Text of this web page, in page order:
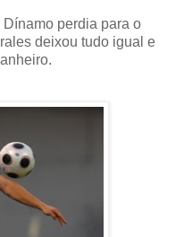
Dínamo perdia para o
deixou tudo igual e